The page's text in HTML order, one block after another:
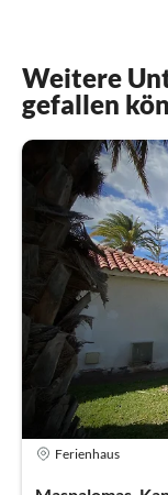
Weitere
gefallen
Ferienhaus